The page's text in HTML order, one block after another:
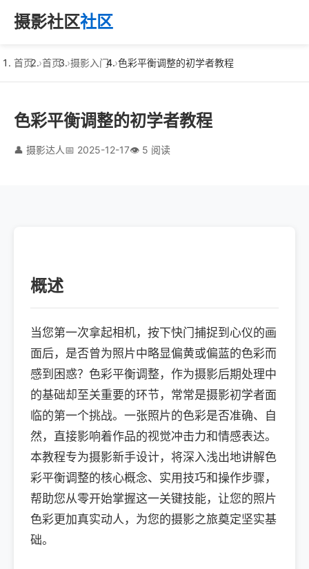
摄影社区社区
首页 首页 摄影入门 色彩平衡调整的初学者教程
色彩平衡调整的初学者教程
👤 摄影达人📅 2025-12-17👁️ 5 阅读
概述
当您第一次拿起相机，按下快门捕捉到心仪的画
面后，是否曾为照片中略显偏黄或偏蓝的色彩而
感到困惑？色彩平衡调整，作为摄影后期处理中
的基础却至关重要的环节，常常是摄影初学者面
临的第一个挑战。一张照片的色彩是否准确、自
然，直接影响着作品的视觉冲击力和情感表达。
本教程专为摄影新手设计，将深入浅出地讲解色
彩平衡调整的核心概念、实用技巧和操作步骤，
帮助您从零开始掌握这一关键技能，让您的照片
色彩更加真实动人，为您的摄影之旅奠定坚实基
础。